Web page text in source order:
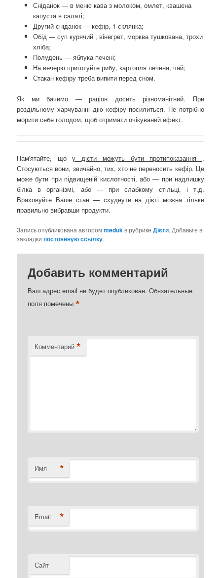
Сніданок — в меню кава з молоком, омлет, квашена
капуста в салаті;
Другий сніданок — кефір, 1 склянка;
Обід — суп курячий , вінегрет, морква тушкована, трохи
хліба;
Полудень — яблука печені;
На вечерю приготуйте рибу, картопля печена, чай;
Стакан кефіру треба випити перед сном.
Як ми бачимо — раціон досить різноманітний. При
роздільному харчуванні дію кефіру посилиться. Не потрібно
морити себе голодом, щоб отримати очікуваний ефект.
Пам'ятайте, щоу дієти можуть бути протипоказання .
Стосуються вони, звичайно, тих, хто не переносить кефір. Це
може бути при підвищеній кислотності, або — при надлишку
білка в організмі, або — при слабкому стільці, і т.д.
Враховуйте Ваше стан — схуднути на дієті можна тільки
правильно вибравши продукти.
Запись опубликована авторомmedukв рубрикеДієти. Добавьте в
закладкипостоянную ссылку.
Добавить комментарий
Ваш адрес email не будет опубликован. Обязательные
поля помечены*
Комментарий *
Имя *
Email *
Сайт